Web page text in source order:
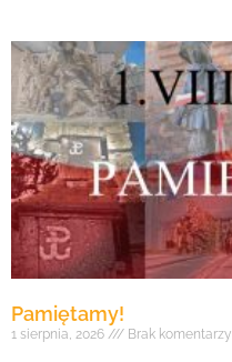
Pamiętamy!
1 sierpnia, 2026 Brak komentarzy